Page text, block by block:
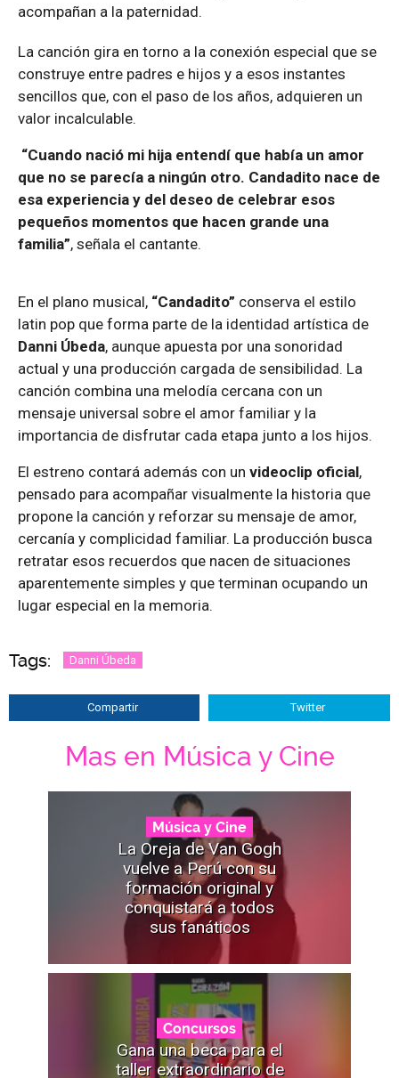
acompañan a la paternidad.
La canción gira en torno a la conexión especial que se
construye entre padres e hijos y a esos instantes
sencillos que, con el paso de los años, adquieren un
valor incalculable.
“Cuando nació mi hija entendí que había un amor
que no se parecía a ningún otro. Candadito nace de
esa experiencia y del deseo de celebrar esos
pequeños momentos que hacen grande una
familia”, señala el cantante.
En el plano musical, “Candadito” conserva el estilo
latin pop que forma parte de la identidad artística de
Danni Úbeda, aunque apuesta por una sonoridad
actual y una producción cargada de sensibilidad. La
canción combina una melodía cercana con un
mensaje universal sobre el amor familiar y la
importancia de disfrutar cada etapa junto a los hijos.
El estreno contará además con un videoclip oficial,
pensado para acompañar visualmente la historia que
propone la canción y reforzar su mensaje de amor,
cercanía y complicidad familiar. La producción busca
retratar esos recuerdos que nacen de situaciones
aparentemente simples y que terminan ocupando un
lugar especial en la memoria.
Tags: Danni Úbeda
Compartir Twitter
Mas en Música y Cine
Música y Cine
La Oreja de Van Gogh
vuelve a Perú con su
formación original y
conquistará a todos
sus fanáticos
Concursos
Gana una beca para el
taller extraordinario de